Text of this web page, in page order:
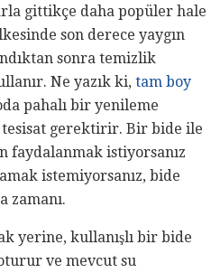
gittikçe daha popüler hale
son derece yaygın
sonra temizlik
Ne yazık ki, tam boy
pahalı bir yenileme
tesisat gerektirir. Bir bide ile
faydalanmak istiyorsanız
istemiyorsanız, bide
zamanı.
yerine, kullanışlı bir bide
ve mevcut su